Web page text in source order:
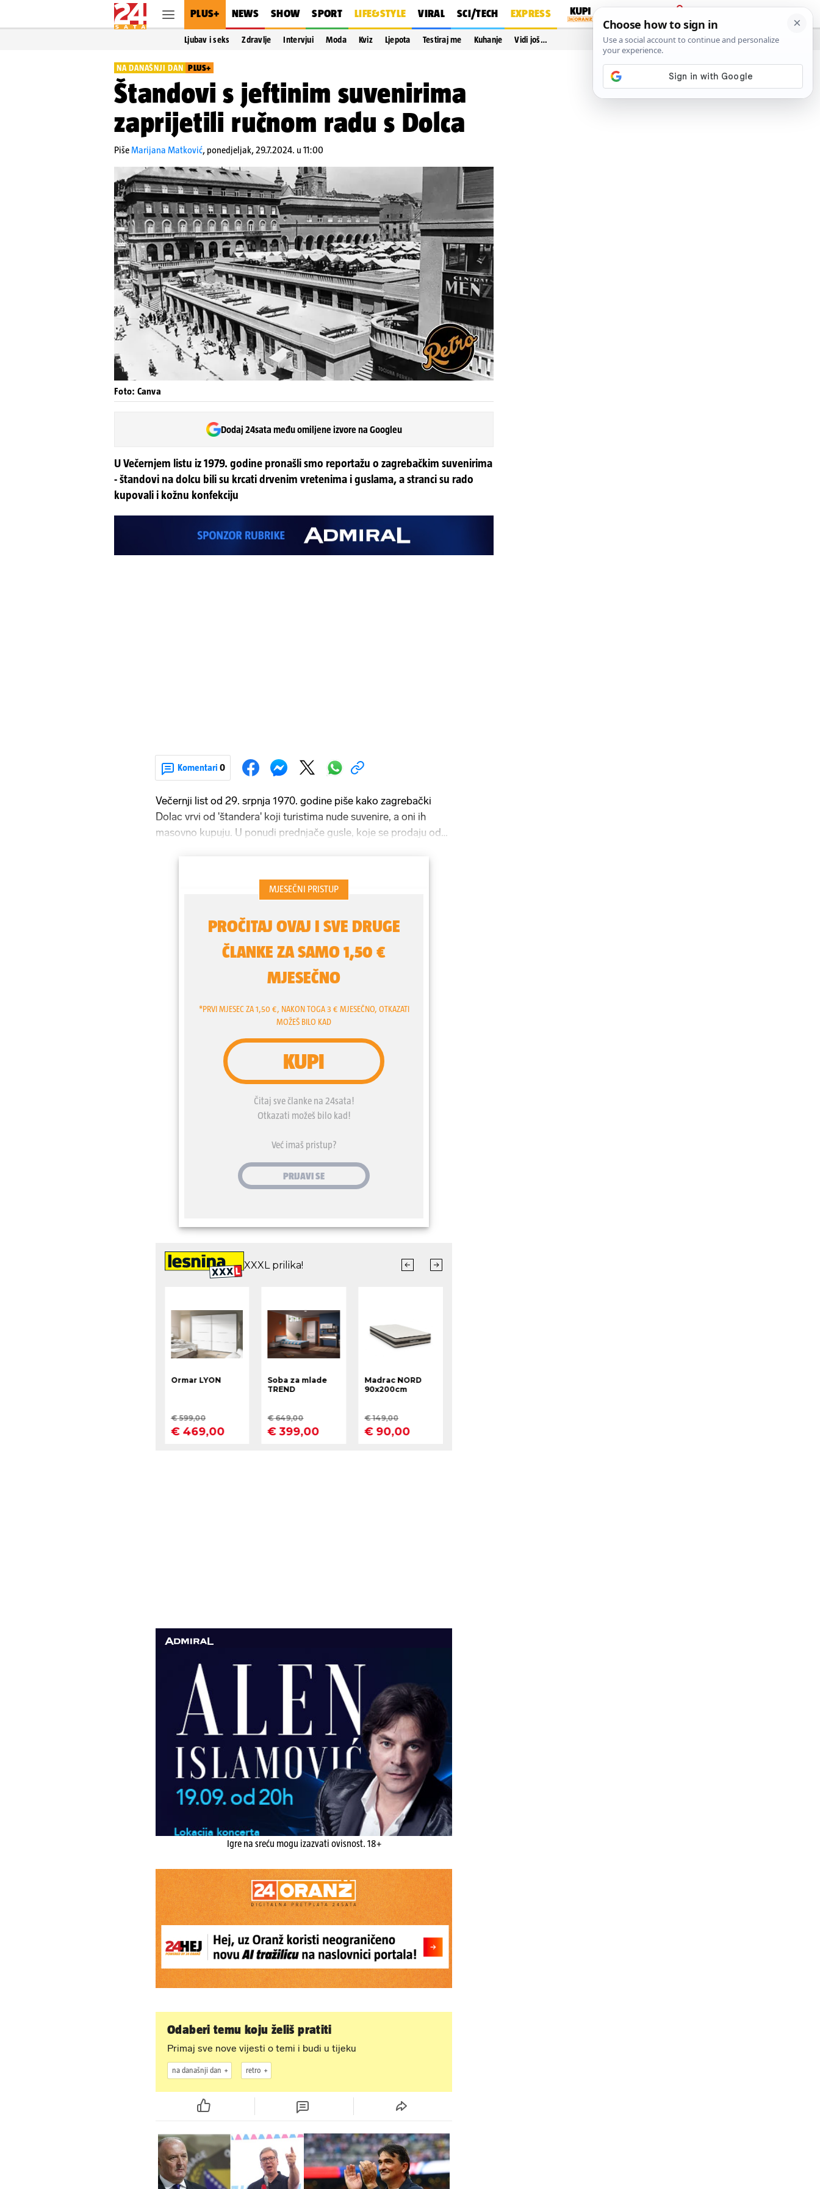
PLUS+ NEWS SHOW SPORT LIFE&STYLE VIRAL SCI/TECH EXPRESS
PRIJAVA
Ljubav i seks Zdravlje Intervjui Moda Kviz Ljepota Testiraj me Kuhanje Vidi još…
NA DANAŠNJI DAN PLUS+
Štandovi s jeftinim suvenirima
zaprijetili ručnom radu s Dolca
PišeMarijana Matković, ponedjeljak, 29.7.2024. u 11:00
Foto: Canva
Dodaj 24sata među omiljene izvore na Googleu
U Večernjem listu iz 1979. godine pronašli smo reportažu o zagrebačkim suvenirima
- štandovi na dolcu bili su krcati drvenim vretenima i guslama, a stranci su rado
kupovali i kožnu konfekciju
Komentari 0
Večernji list od 29. srpnja 1970. godine piše kako zagrebački
Dolac vrvi od 'štandera' koji turistima nude suvenire, a oni ih
masovno kupuju. U ponudi prednjače gusle, koje se prodaju od
trgovinama, pa autor ističe da prodavači nastoje prevesti turiste
Igre na sreću mogu izazvati ovisnost. 18+
Odaberi temu koju želiš pratiti
Primaj sve nove vijesti o temi i budi u tijeku
na današnji dan retro